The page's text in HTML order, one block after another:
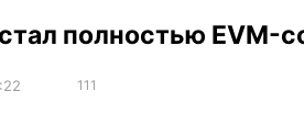
полностью
111